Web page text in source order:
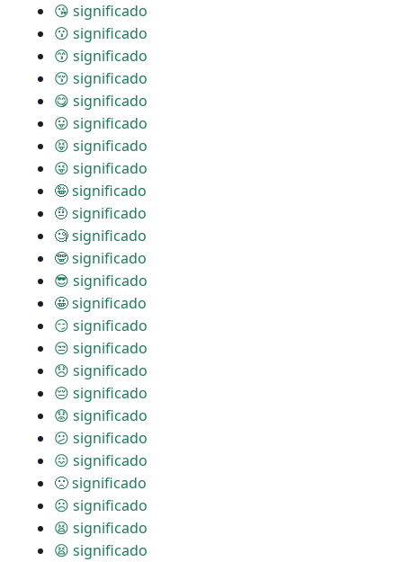
😘 significado
😗 significado
😙 significado
😚 significado
😋 significado
😛 significado
😝 significado
😜 significado
🤪 significado
🤨 significado
🧐 significado
🤓 significado
😎 significado
🤩 significado
😏 significado
😒 significado
😞 significado
😔 significado
😟 significado
😕 significado
😖 significado
🙁 significado
☹ significado
😫 significado
😫 significado